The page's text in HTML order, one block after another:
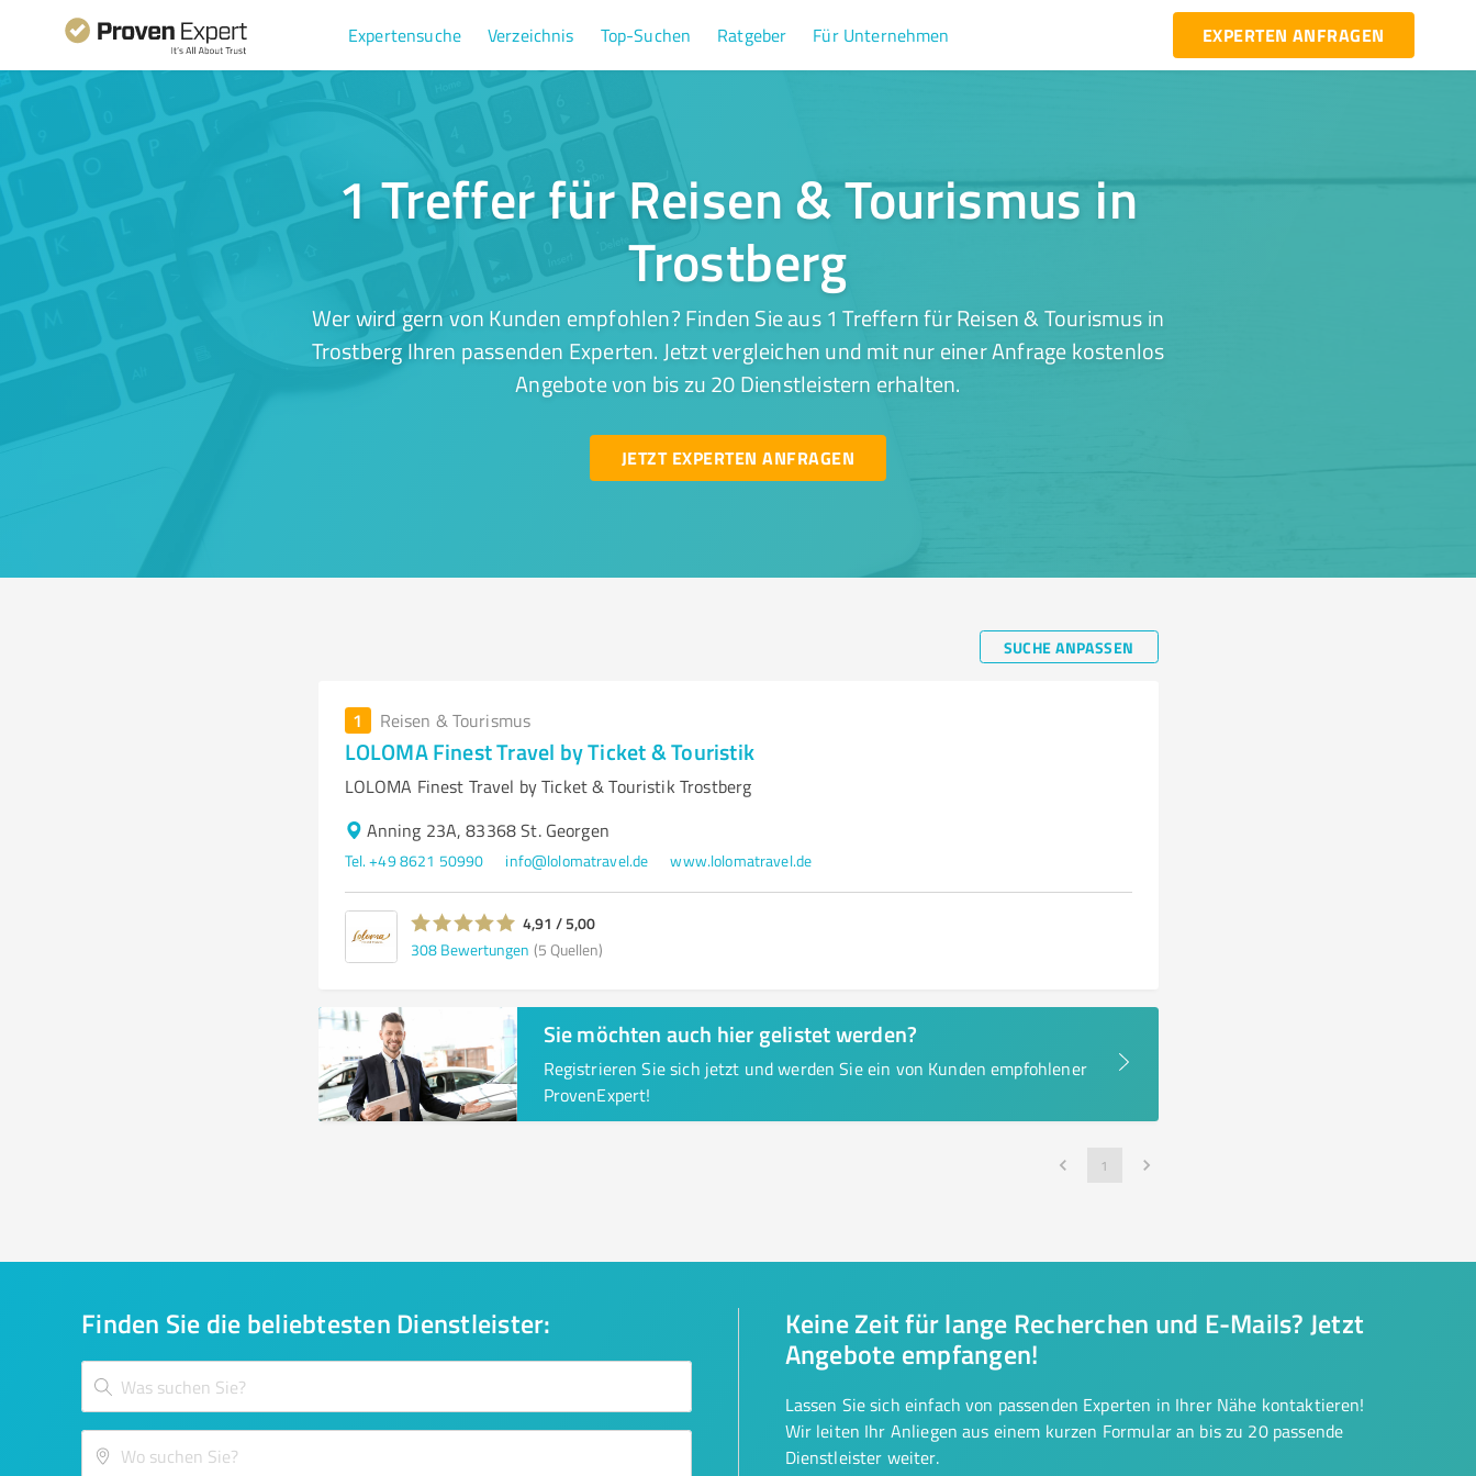
Expertensuche Verzeichnis Top-Suchen Ratgeber Für Unternehmen EXPERTEN ANFRAGEN
1 Treffer für Reisen & Tourismus in
Trostberg
Wer wird gern von Kunden empfohlen? Finden Sie aus 1 Treffern für Reisen & Tourismus in
Trostberg Ihren passenden Experten. Jetzt vergleichen und mit nur einer Anfrage kostenlos
Angebote von bis zu 20 Dienstleistern erhalten.
JETZT EXPERTEN ANFRAGEN
SUCHE ANPASSEN
1 Reisen & Tourismus
LOLOMA Finest Travel by Ticket & Touristik
LOLOMA Finest Travel by Ticket & Touristik Trostberg
Anning 23A, 83368 St. Georgen
Tel. +49 8621 50990 info@lolomatravel.de www.lolomatravel.de
4,91 / 5,00
308 Bewertungen (5 Quellen)
Sie möchten auch hier gelistet werden?
Registrieren Sie sich jetzt und werden Sie ein von Kunden empfohlener
ProvenExpert!
1
Finden Sie die beliebtesten Dienstleister:
Keine Zeit für lange Recherchen und E-Mails? Jetzt
Angebote empfangen!
Lassen Sie sich einfach von passenden Experten in Ihrer Nähe kontaktieren!
Wir leiten Ihr Anliegen aus einem kurzen Formular an bis zu 20 passende
Dienstleister weiter.